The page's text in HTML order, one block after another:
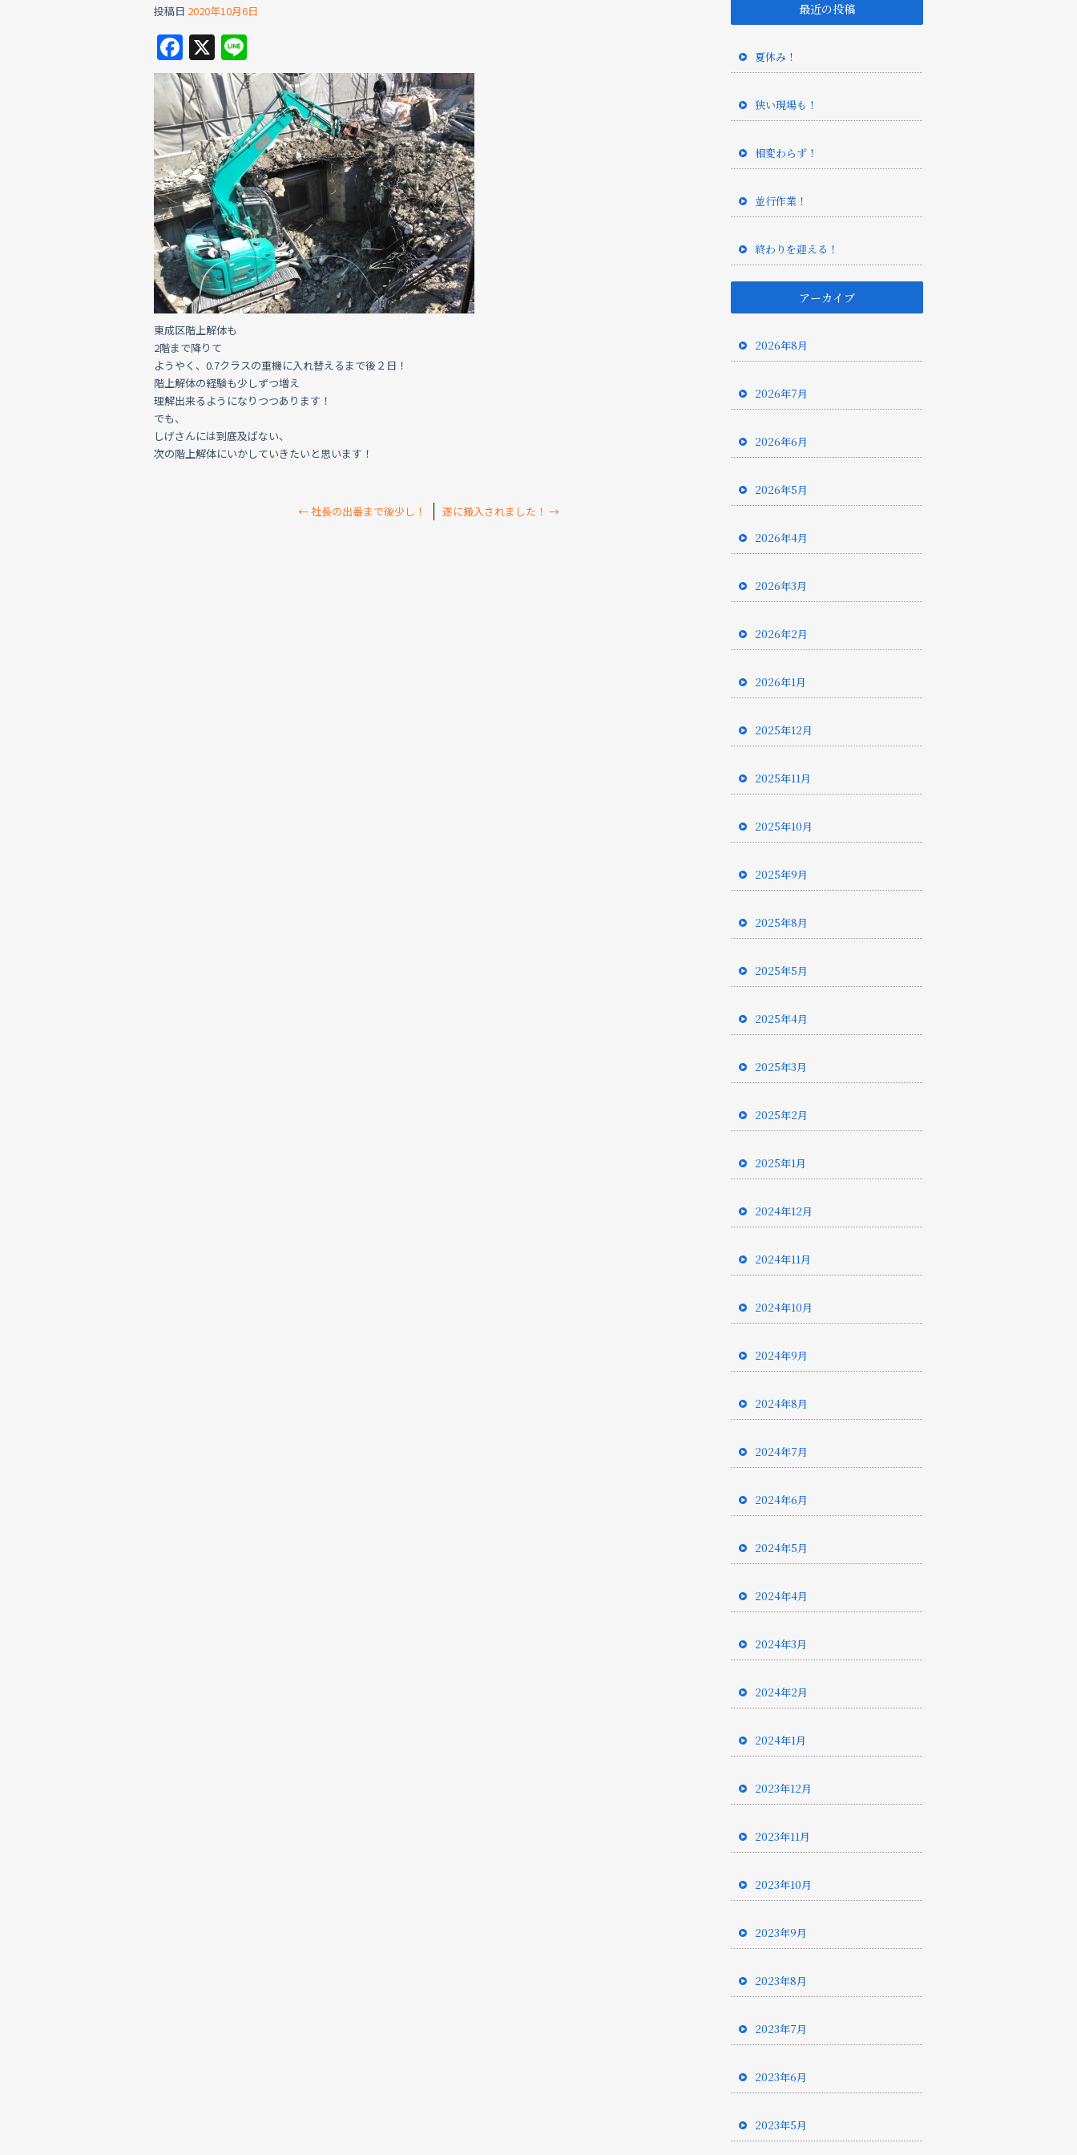
投稿日 2020年10月6日
F
a
c
e
b
o
o
k
X
n
e
東成区階上解体も
2階まで降りて
ようやく、0.7クラスの重機に入れ替えるまで後２日！
階上解体の経験も少しずつ増え
理解出来るようになりつつあります！
でも、
しげさんには到底及ばない、
次の階上解体にいかしていきたいと思います！
←社長の出番まで後少し！ 遂に搬入されました！ →
最近の投稿
夏休み！
狭い現場も！
相変わらず！
並行作業！
終わりを迎える！
アーカイブ
2026年8月
2026年7月
2026年6月
2026年5月
2026年4月
2026年3月
2026年2月
2026年1月
2025年12月
2025年11月
2025年10月
2025年9月
2025年8月
2025年5月
2025年4月
2025年3月
2025年2月
2025年1月
2024年12月
2024年11月
2024年10月
2024年9月
2024年8月
2024年7月
2024年6月
2024年5月
2024年4月
2024年3月
2024年2月
2024年1月
2023年12月
2023年11月
2023年10月
2023年9月
2023年8月
2023年7月
2023年6月
2023年5月